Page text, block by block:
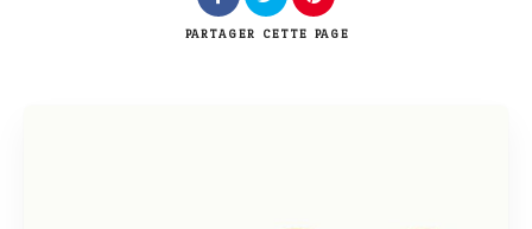
PARTAGER CETTE PAGE